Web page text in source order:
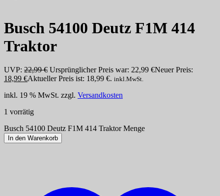
Busch 54100 Deutz F1M 414
Traktor
UVP: 22,99€ Ursprünglicher Preis war: 22,99 €Neuer Preis:
18,99 €Aktueller Preis ist: 18,99 €. inkl.MwSt.
inkl. 19 % MwSt. zzgl. Versandkosten
1 vorrätig
Busch 54100 Deutz F1M 414 Traktor Menge
In den Warenkorb